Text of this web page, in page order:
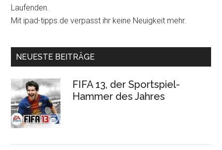
Laufenden.
Mit ipad-tipps.de verpasst ihr keine Neuigkeit mehr.
NEUESTE BEITRÄGE
FIFA 13, der Sportspiel-
Hammer des Jahres